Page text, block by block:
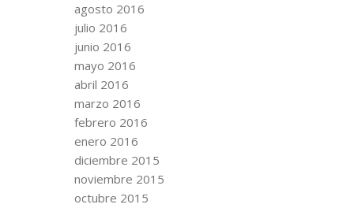
agosto 2016
julio 2016
junio 2016
mayo 2016
abril 2016
marzo 2016
febrero 2016
enero 2016
diciembre 2015
noviembre 2015
octubre 2015